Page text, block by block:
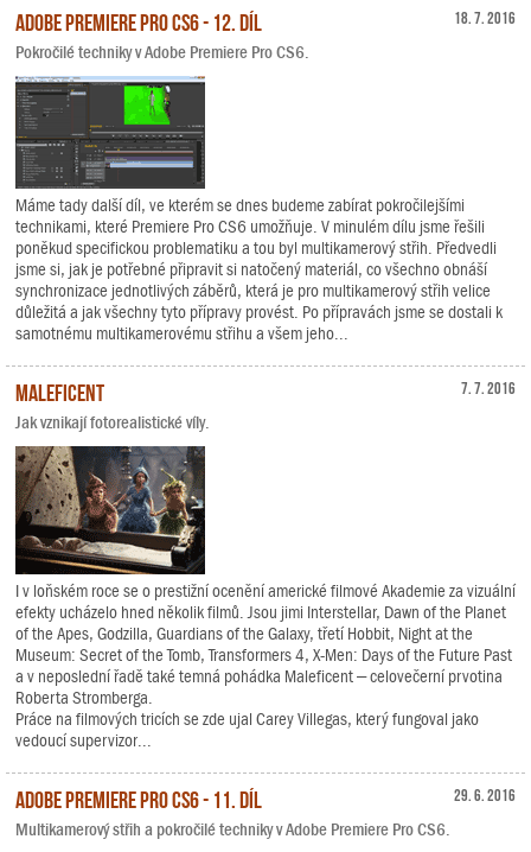
18. 7. 2016
Adobe Premiere Pro CS6 - 12. díl
Pokročilé techniky v Adobe Premiere Pro CS6.
Máme tady další díl, ve kterém se dnes budeme zabírat pokročilejšími
technikami, které Premiere Pro CS6 umožňuje. V minulém dílu jsme řešili
poněkud specifickou problematiku a tou byl multikamerový střih. Předvedli
jsme si, jak je potřebné připravit si natočený materiál, co všechno obnáší
synchronizace jednotlivých záběrů, která je pro multikamerový střih velice
důležitá a jak všechny tyto přípravy provést. Po přípravách jsme se dostali k
samotnému multikamerovému střihu a všem jeho...
7. 7. 2016
Maleficent
Jak vznikají fotorealistické víly.
I v loňském roce se o prestižní ocenění americké filmové Akademie za vizuální
efekty ucházelo hned několik filmů. Jsou jimi Interstellar, Dawn of the Planet
of the Apes, Godzilla, Guardians of the Galaxy, třetí Hobbit, Night at the
Museum: Secret of the Tomb, Transformers 4, X-Men: Days of the Future Past
a v neposlední řadě také temná pohádka Maleficent – celovečerní prvotina
Roberta Stromberga.
Práce na filmových tricích se zde ujal Carey Villegas, který fungoval jako
vedoucí supervizor...
29. 6. 2016
Adobe Premiere Pro CS6 - 11. díl
Multikamerový střih a pokročilé techniky v Adobe Premiere Pro CS6.